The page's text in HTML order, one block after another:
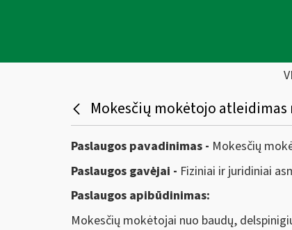
Mokesčių mokėtojo
Paslaugos pavadinimas - Mokesčių
Paslaugos gavėjai - Fiziniai ir juridiniai
Paslaugos apibūdinimas:
Mokesčių mokėtojai nuo baudų,